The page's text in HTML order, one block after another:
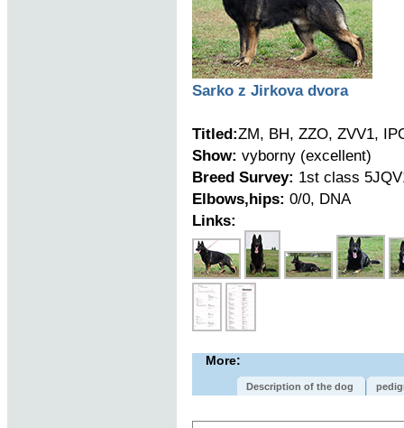
Sarko z Jirkova dvora
Titled:ZM, BH, ZZO, ZVV1,
Show: vyborny (excellent)
Breed Survey: 1st class
Elbows,hips: 0/0, DNA
Links:
More:
Description of the dog